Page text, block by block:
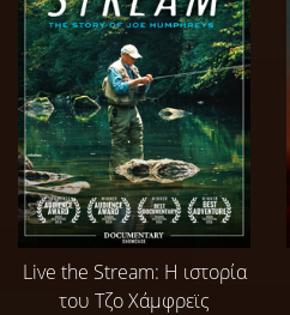
Live the Stream: Η ιστορία
του Τζο Χάμφρεϊς